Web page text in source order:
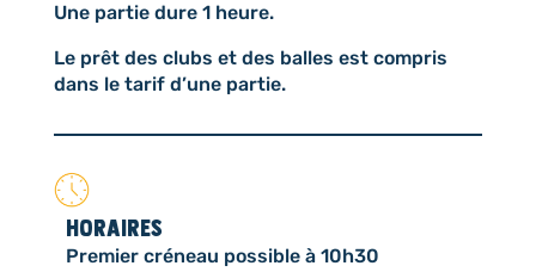
Une partie dure 1 heure.
Le prêt des clubs et des balles est compris
dans le tarif d’une partie.
HORAIRES
Premier créneau possible à 10h30